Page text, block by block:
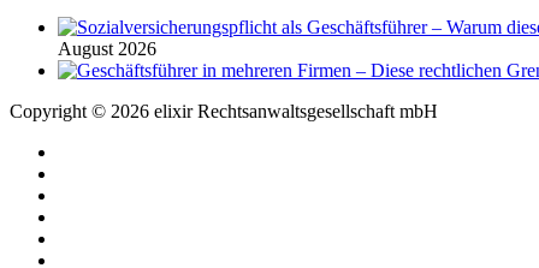
August 2026
Copyright © 2026 elixir Rechtsanwaltsgesellschaft mbH